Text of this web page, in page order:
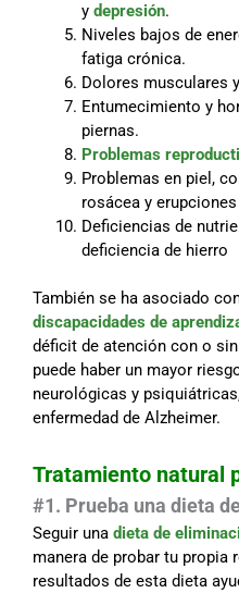
y depresión.
Niveles bajos de
fatiga crónica.
Dolores musculares
Entumecimiento y
piernas.
Problemas
Problemas en piel,
rosácea y
Deficiencias de
deficiencia de hierro
También se ha asociado
discapacidades de
déficit de atención con o
puede haber un mayor
neurológicas y
enfermedad de Alzheimer.
Tratamiento natural
#1. Prueba una dieta
Seguir una dieta de
manera de probar tu propia
resultados de esta dieta